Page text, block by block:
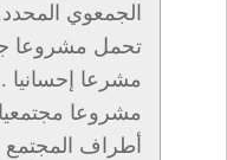
الجمعوي
تحمل مشروعا
مشرعا
مشروعا
أطراف